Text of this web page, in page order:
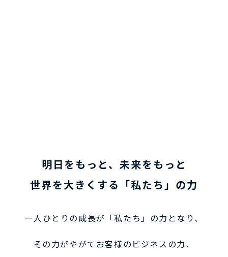
明日をもっと、未来をもっと
世界を大きくする「私たち」の力
一人ひとりの成長が「私たち」の力となり、
その力がやがてお客様のビジネスの力、